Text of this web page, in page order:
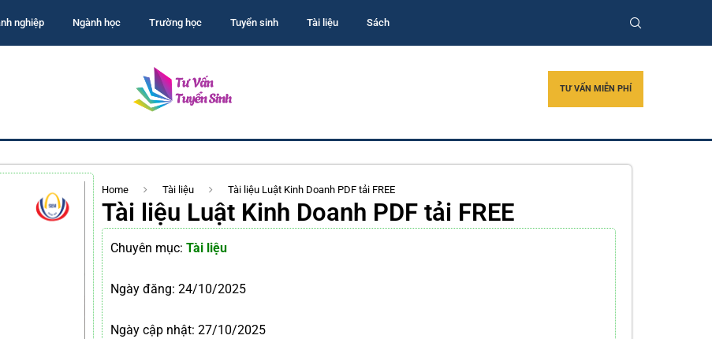
nghiệp Ngành học Trường học Tuyển sinh Tài liệu Sách
TƯ VẤN MIỄN PHÍ
Home Tài liệu Tài liệu Luật Kinh Doanh PDF tải FREE
Tài liệu Luật Kinh Doanh PDF tải FREE
Chuyên mục: Tài liệu
Ngày đăng: 24/10/2025
Ngày cập nhật: 27/10/2025